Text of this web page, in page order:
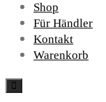
Shop
Für Händler
Kontakt
Warenkorb
Toggle
navigation